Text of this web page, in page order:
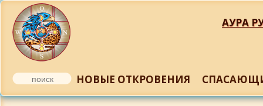
АУРА
НОВЫЕ ОТКРОВЕНИЯ